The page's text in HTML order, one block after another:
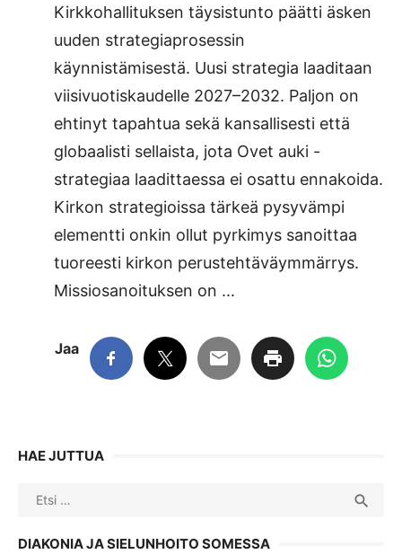
Kirkkohallituksen täysistunto päätti äsken
uuden strategiaprosessin
käynnistämisestä. Uusi strategia laaditaan
viisivuotiskaudelle 2027–2032. Paljon on
ehtinyt tapahtua sekä kansallisesti että
globaalisti sellaista, jota Ovet auki -
strategiaa laadittaessa ei osattu ennakoida.
Kirkon strategioissa tärkeä pysyvämpi
elementti onkin ollut pyrkimys sanoittaa
tuoreesti kirkon perustehtäväymmärrys.
Missiosanoituksen on ...
Jaa
HAE JUTTUA
Search

DIAKONIA JA SIELUNHOITO SOMESSA